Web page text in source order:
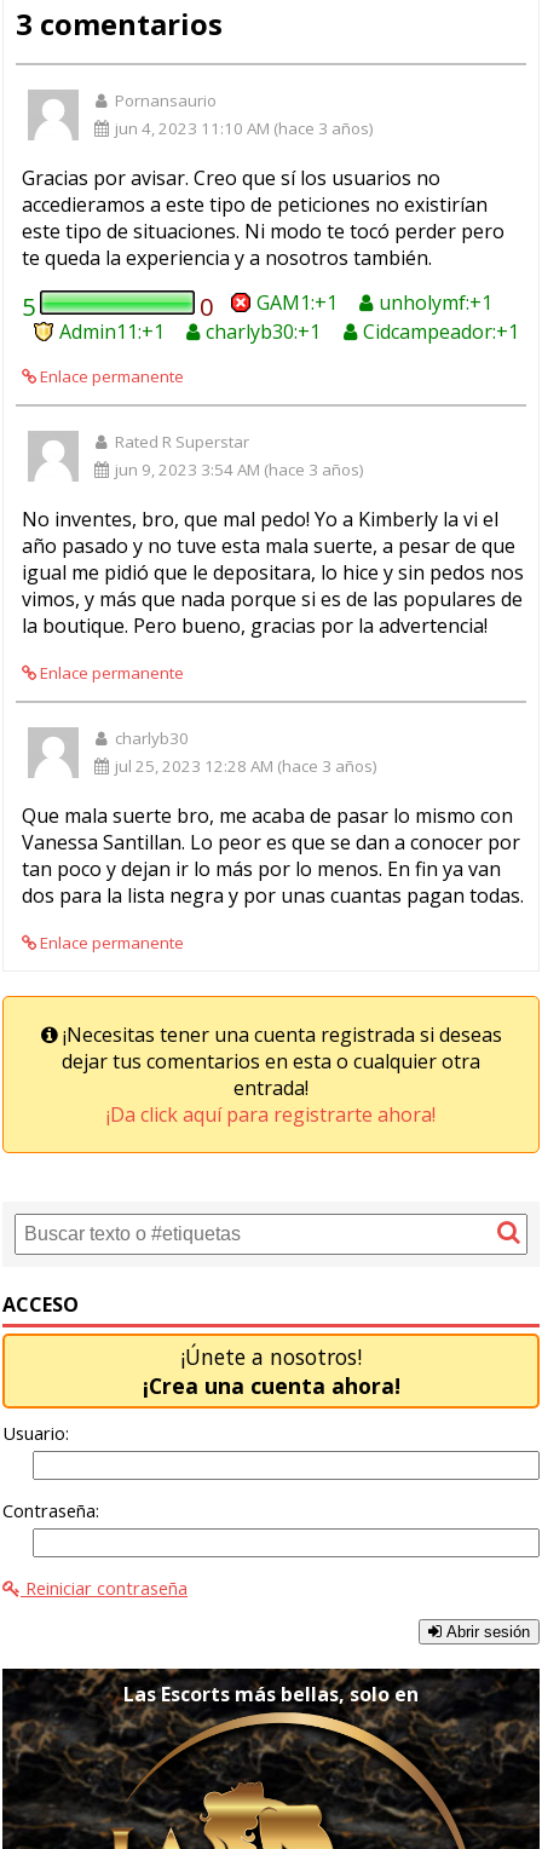
3 comentarios
Pornansaurio
jun 4, 2023 11:10 AM (hace 3 años)
Gracias por avisar. Creo que sí los usuarios no
accedieramos a este tipo de peticiones no existirían
este tipo de situaciones. Ni modo te tocó perder pero
te queda la experiencia y a nosotros también.
5 0 GAM1
unholymf
Admin11
charlyb30 Cidcampeador
Enlace permanente
Rated R Superstar
jun 9, 2023 3:54 AM (hace 3 años)
No inventes, bro, que mal pedo! Yo a Kimberly la vi el
año pasado y no tuve esta mala suerte, a pesar de que
igual me pidió que le depositara, lo hice y sin pedos nos
vimos, y más que nada porque si es de las populares de
la boutique. Pero bueno, gracias por la advertencia!
Enlace permanente
charlyb30
jul 25, 2023 12:28 AM (hace 3 años)
Que mala suerte bro, me acaba de pasar lo mismo con
Vanessa Santillan. Lo peor es que se dan a conocer por
tan poco y dejan ir lo más por lo menos. En fin ya van
dos para la lista negra y por unas cuantas pagan todas.
Enlace permanente
¡Necesitas tener una cuenta registrada si deseas
dejar tus comentarios en esta o cualquier otra
entrada!
¡Da click aquí para registrarte ahora!
ACCESO
¡Únete a nosotros!
¡Crea una cuenta ahora!
Usuario:
Contraseña:
Reiniciar contraseña
Abrir sesión
Las Escorts más bellas, solo en